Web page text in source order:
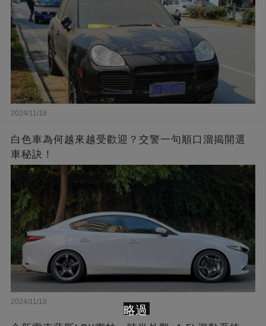
2024/11/18
白色車為何越來越受歡迎？交警一句順口溜揭開選
車秘訣！
2024/11/18
略過